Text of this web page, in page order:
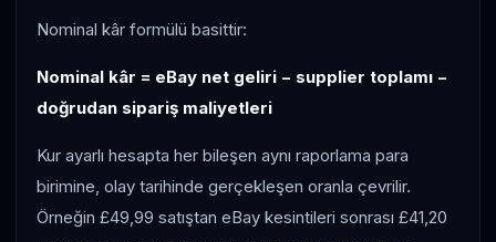
Nominal kâr formülü basittir:
Nominal kâr = eBay net geliri − supplier toplamı −
doğrudan sipariş maliyetleri
Kur ayarlı hesapta her bileşen aynı raporlama para
birimine, olay tarihinde gerçekleşen oranla çevrilir.
Örneğin £49,99 satıştan eBay kesintileri sonrası £41,20